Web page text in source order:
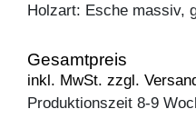
Holzart: Esche massiv,
Gesamtpreis
inkl. MwSt. zzgl.
Produktionszeit 8-9